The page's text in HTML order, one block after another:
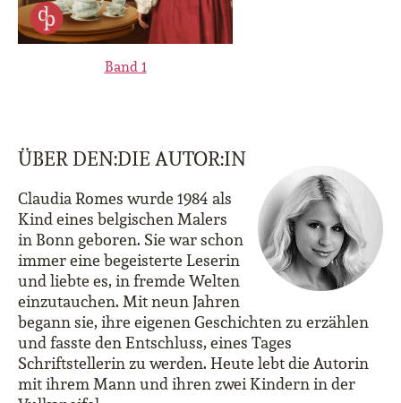
Band 1
ÜBER DEN:DIE AUTOR:IN
Claudia Romes wurde 1984 als
Kind eines belgischen Malers
in Bonn geboren. Sie war schon
immer eine begeisterte Leserin
und liebte es, in fremde Welten
einzutauchen. Mit neun Jahren
begann sie, ihre eigenen Geschichten zu erzählen
und fasste den Entschluss, eines Tages
Schriftstellerin zu werden. Heute lebt die Autorin
mit ihrem Mann und ihren zwei Kindern in der